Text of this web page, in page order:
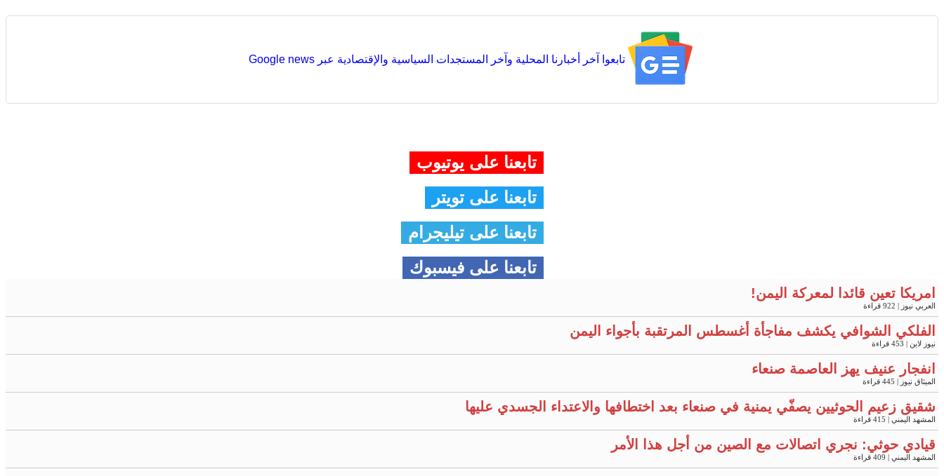
تابعوا آخر أخبارنا المحلية وآخر المستجدات السياسية والإقتصادية عبر Google news
تابعنا على يوتيوب
تابعنا على تويتر
تابعنا على تيليجرام
تابعنا على فيسبوك
امريكا تعين قائدا لمعركة اليمن!
العربي نيوز | 922 قراءة
الفلكي الشوافي يكشف مفاجأة أغسطس المرتقبة بأجواء اليمن
نيوز لاين | 453 قراءة
انفجار عنيف يهز العاصمة صنعاء
الميثاق نيوز | 445 قراءة
شقيق زعيم الحوثيين يصفّي يمنية في صنعاء بعد اختطافها والاعتداء الجسدي عليها
المشهد اليمني | 415 قراءة
قيادي حوثي: نجري اتصالات مع الصين من أجل هذا الأمر
المشهد اليمني | 409 قراءة